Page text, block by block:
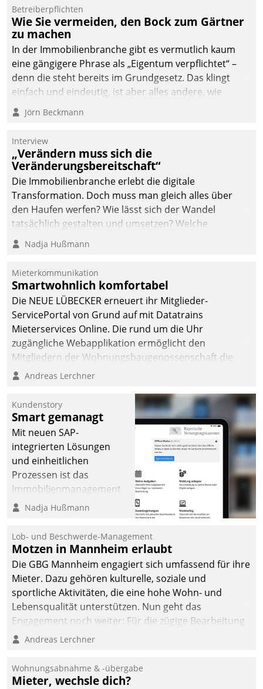
Dialogführung ermöglicht
dem externen
Serviceteam, Anrufe von
Mietenden zügiger und
effizienter zu bearbeiten.
Betreiberpflichten
Wie Sie vermeiden, den Bock zum Gärtner
zu machen
In der Immobilienbranche gibt es vermutlich kaum
eine gängigere Phrase als „Eigentum verpflichtet“ –
denn die steht bereits im Grundgesetz. Das klingt
einfach und eindeutig, ist aber alles andere, wie
Branchenbeschäftigte wissen. Denn mit der
Verantwortung folgen Verpflichtungen.
Jörn Beckmann
Interview
„Verändern muss sich die
Veränderungsbereitschaft“
Die Immobilienbranche erlebt die digitale
Transformation. Doch muss man gleich alles über
den Haufen werfen? Wie lässt sich der Wandel
tatsächlich gestalten und umsetzen? Welche
Argumente zählen wirklich?
Nadja Hußmann
Mieterkommunikation
Smartwohnlich komfortabel
Die NEUE LÜBECKER erneuert ihr Mitglieder-
ServicePortal von Grund auf mit Datatrains
Mieterservices Online. Die rund um die Uhr
zugängliche Webapplikation ermöglicht den
Mitgliedern der Wohnungs­bau­genossenschaft die
Kontaktaufnahme per Smartphone, Tablet oder PC.
Andreas Lerchner
Kundenstory
Smart gemanagt
Mit neuen SAP-
integrierten Lösungen
und einheitlichen
Prozessen ist das
Immobilienmanagement
der Bayerischen
Ressort Kapitalanlage für
künftige Aufgaben und
Herausforderungen
gerüstet.
Nadja Hußmann
Lob- und Beschwerde-Management
Motzen in Mannheim erlaubt
Die GBG Mannheim engagiert sich umfassend für ihre
Mieter. Dazu gehören kulturelle, soziale und
sportliche Aktivitäten, die eine hohe Wohn- und
Lebensqualität unterstützen. Nun geht das
Engagement noch weiter: Für die zügige Bearbeitung
von Beschwerden – oder Lob – richtet das
und Beschwerde-Management einen eigenen Kanal
ein.
Andreas Lerchner
Wohnungsabnahme & -übergabe
Mieter, wechsle dich?